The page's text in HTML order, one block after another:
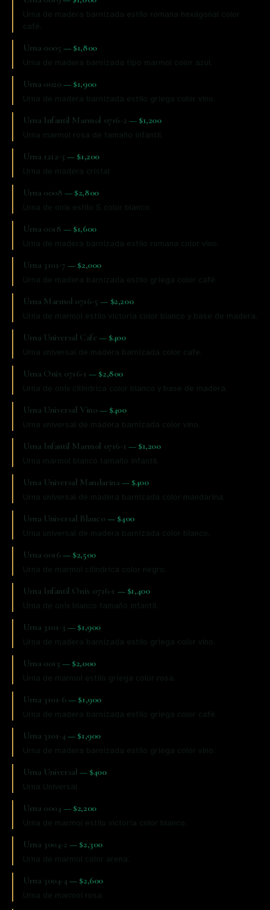
Urna de madera barnizada estilo romana hexágonal color
café.
Urna 0005 — $1,800
Urna de madera barnizada tipo marmol color azul.
Urna 0020 — $1,900
Urna de madera barnizada estilo griega color vino.
Urna Infantil Marmol 0716-2 — $1,200
Urna marmol rosa de tamaño infantil.
Urna 1212-3 — $1,200
Urna de madera cristal
Urna 0008 — $2,800
Urna de onix estilo S color blanco.
Urna 0018 — $1,600
Urna de madera barnizada estilo romana color vino.
Urna 3101-7 — $2,000
Urna de madera barnizada estilo griega color café.
Urna Marmol 0716-5 — $2,200
Urna de marmol estilo victoria color blanco y base de madera.
Urna Universal Cafe — $400
Urna universal de madera barnizada color cafe.
Urna Onix 0716-1 — $2,800
Urna de onix cilindrica color blanco y base de madera.
Urna Universal Vino — $400
Urna universal de madera barnizada color vino.
Urna Infantil Marmol 0716-1 — $1,200
Urna marmol blanco tamaño infantil.
Urna Universal Mandarina — $400
Urna universal de madera barnizada color mandarina.
Urna Universal Blanco — $400
Urna universal de madera barnizada color blanco.
Urna 0016— $2,500
Urna de marmol cilíndrica color negro.
Urna Infantil Onix 0716-1 — $1,400
Urna de onix blanco tamaño infantil.
Urna 3101-3 — $1,900
Urna de madera barnizada estilo griega color vino.
Urna 0013 — $2,000
Urna de marmol estilo griega color rosa.
Urna 3101-6— $1,900
Urna de madera barnizada estilo griega color café.
Urna 3101-4 — $1,900
Urna de madera barnizada estilo griega color vino.
Urna Universal — $400
Urna Universal
Urna 0004 — $2,200
Urna de marmol estilo victoria color blanco.
Urna 3004-2 — $2,300
Urna de marmol color arena.
Urna 3004-4 — $2,600
Urna de marmol rosa.